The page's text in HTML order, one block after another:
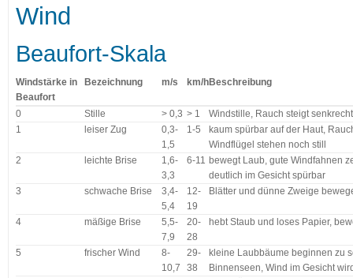
Wind
Beaufort-Skala
Windstärke in
Beaufort
Bezeichnung m/s km/hBeschreibung
0 Stille > 0,3 > 1
Windstille, Rauch steigt
1
leiser Zug
0,3-
1,5
1-5
kaum spürbar auf der Haut,
Windflügel stehen noch still
2
leichte Brise
1,6-
3,3
6-11 bewegt Laub, gute Windfahnen
deutlich im Gesicht spürbar
3
schwache Brise
3,4-
5,4
12-
19
Blätter und dünne Zweige
4 mäßige Brise
5,5-
7,9
20-
28
hebt Staub und loses Papier,
5 frischer Wind
8-
10,7
29-
38
kleine Laubbäume beginnen zu
Binnenseen, Wind im Gesicht